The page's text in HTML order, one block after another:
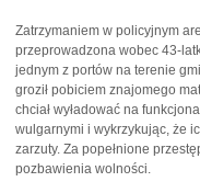
Zatrzymaniem w policyjnym
przeprowadzona wobec 43-
jednym z portów na terenie
groził pobiciem znajomego
chciał wyładować na
wulgarnymi i wykrzykując, że
zarzuty. Za popełnione
pozbawienia wolności.